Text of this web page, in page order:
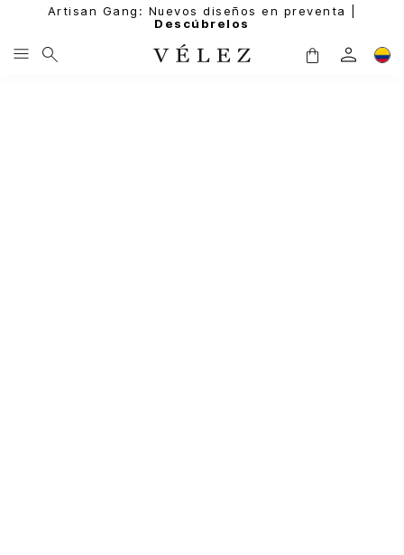
Artisan Gang: Nuevos diseños en preventa |
Descúbrelos